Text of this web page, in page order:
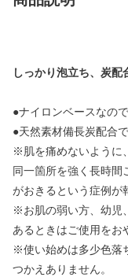
しっかり泡立ち、炭配
●ナイロンベースなの
●天然素材備長炭配合
※肌を痛めないように
同一箇所を強く長時間
がおきるという症例が
※お肌の弱い方、幼児
あるときはご使用をお
※使い始めは多少色落
つかえありません。